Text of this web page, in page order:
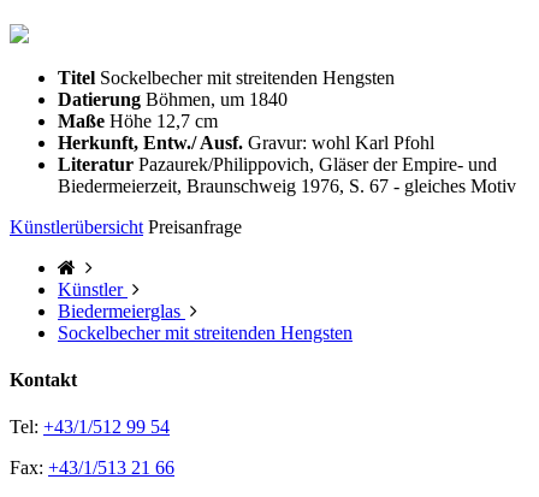
Titel Sockelbecher mit streitenden Hengsten
Datierung Böhmen, um 1840
Maße Höhe 12,7 cm
Herkunft, Entw./ Ausf. Gravur: wohl Karl Pfohl
Literatur Pazaurek/Philippovich, Gläser der Empire- und
Biedermeierzeit, Braunschweig 1976, S. 67 - gleiches Motiv
Künstlerübersicht Preisanfrage
Künstler
Biedermeierglas
Sockelbecher mit streitenden Hengsten
Kontakt
Tel: +43/1/512 99 54
Fax: +43/1/513 21 66